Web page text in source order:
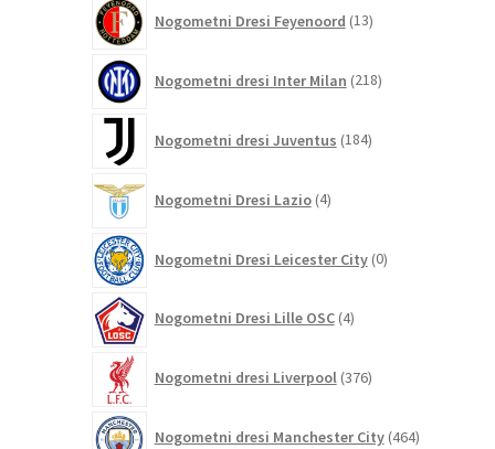
Nogometni Dresi Feyenoord 13izdelkov
Nogometni dresi Inter Milan 218izdelkov
Nogometni dresi Juventus 184izdelkov
Nogometni Dresi Lazio 4izdelki
Nogometni Dresi Leicester City 0izdelkov
Nogometni Dresi Lille OSC 4izdelki
Nogometni dresi Liverpool 376izdelkov
Nogometni dresi Manchester City 464